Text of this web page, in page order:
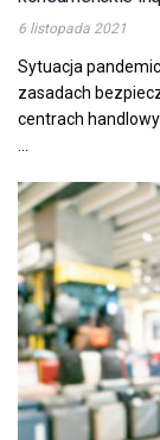
6 listopada 2021
Sytuacja
zasadach
centrach